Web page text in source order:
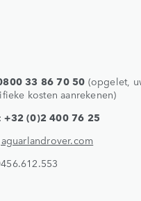
33 86 70 50 (opgelet,
kosten aanrekenen)
+32 (0)2 400 76 25